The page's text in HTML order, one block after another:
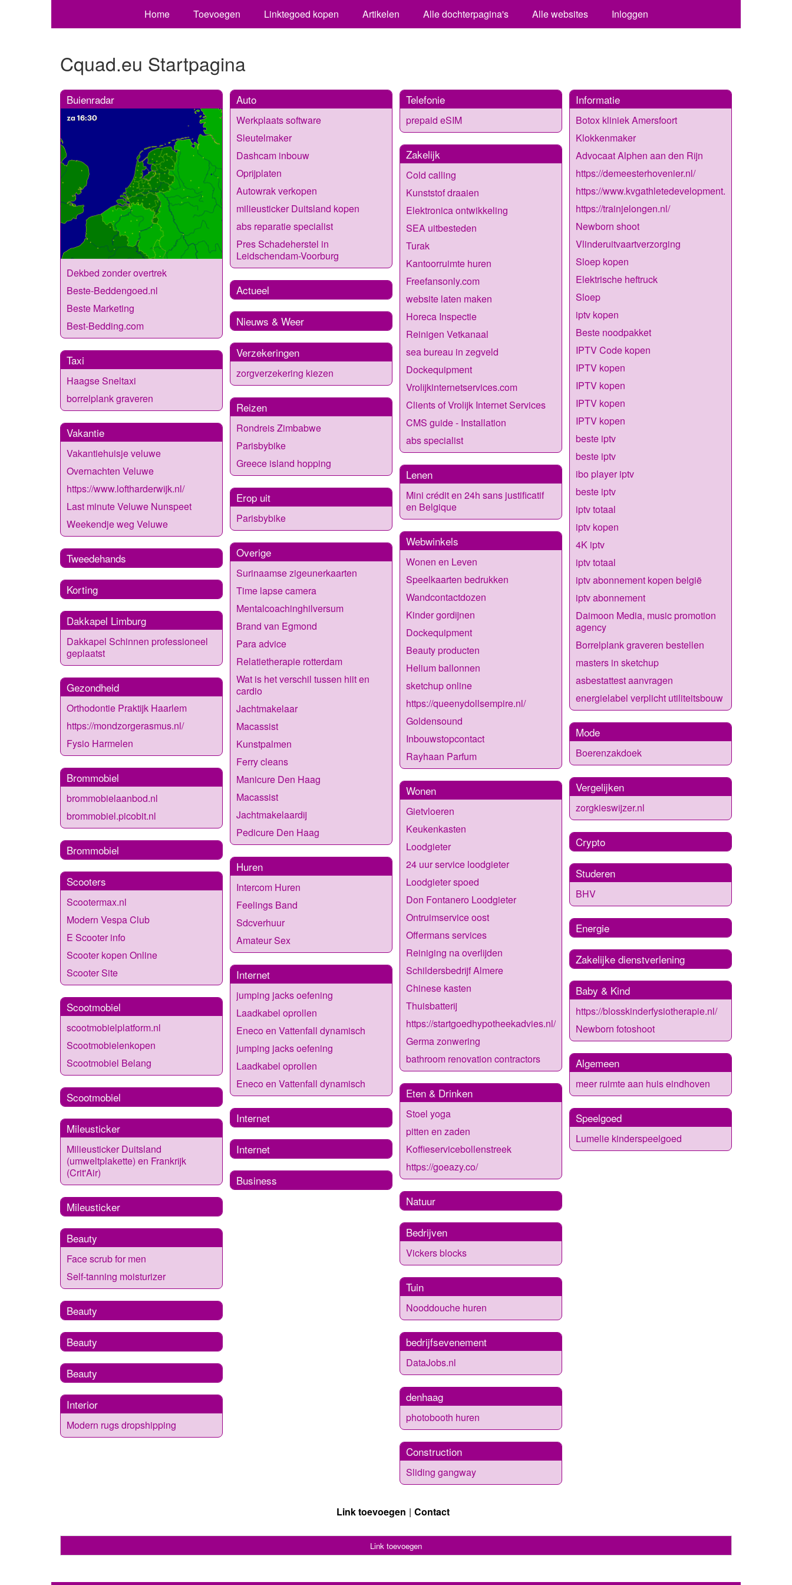
Home Toevoegen Linktegoed kopen Artikelen Alle dochterpagina's Alle websites Inloggen
Cquad.eu Startpagina
Buienradar
Dekbed zonder overtrek
Beste-Beddengoed.nl
Beste Marketing
Best-Bedding.com
Taxi
Haagse Sneltaxi
borrelplank graveren
Vakantie
Vakantiehuisje veluwe
Overnachten Veluwe
https://www.loftharderwijk.nl/
Last minute Veluwe Nunspeet
Weekendje weg Veluwe
Tweedehands
Korting
Dakkapel Limburg
Dakkapel Schinnen professioneel
geplaatst
Gezondheid
Orthodontie Praktijk Haarlem
https://mondzorgerasmus.nl/
Fysio Harmelen
Brommobiel
brommobielaanbod.nl
brommobiel.picobit.nl
Brommobiel
Scooters
Scootermax.nl
Modern Vespa Club
E Scooter info
Scooter kopen Online
Scooter Site
Scootmobiel
scootmobielplatform.nl
Scootmobielenkopen
Scootmobiel Belang
Scootmobiel
Mileusticker
Milieusticker Duitsland
(umweltplakette) en Frankrijk
(Crit'Air)
Mileusticker
Beauty
Face scrub for men
Self-tanning moisturizer
Beauty
Beauty
Beauty
Interior
Modern rugs dropshipping
Auto
Werkplaats software
Sleutelmaker
Dashcam inbouw
Oprijplaten
Autowrak verkopen
milieusticker Duitsland kopen
abs reparatie specialist
Pres Schadeherstel in
Leidschendam-Voorburg
Actueel
Nieuws & Weer
Verzekeringen
zorgverzekering kiezen
Reizen
Rondreis Zimbabwe
Parisbybike
Greece island hopping
Erop uit
Parisbybike
Overige
Surinaamse zigeunerkaarten
Time lapse camera
Mentalcoachinghilversum
Brand van Egmond
Para advice
Relatietherapie rotterdam
Wat is het verschil tussen hiit en
cardio
Jachtmakelaar
Macassist
Kunstpalmen
Ferry cleans
Manicure Den Haag
Macassist
Jachtmakelaardij
Pedicure Den Haag
Huren
Intercom Huren
Feelings Band
Sdcverhuur
Amateur Sex
Internet
jumping jacks oefening
Laadkabel oprollen
Eneco en Vattenfall dynamisch
jumping jacks oefening
Laadkabel oprollen
Eneco en Vattenfall dynamisch
Internet
Internet
Business
Telefonie
prepaid eSIM
Zakelijk
Cold calling
Kunststof draaien
Elektronica ontwikkeling
SEA uitbesteden
Turak
Kantoorruimte huren
Freefansonly.com
website laten maken
Horeca Inspectie
Reinigen Vetkanaal
sea bureau in zegveld
Dockequipment
Vrolijkinternetservices.com
Clients of Vrolijk Internet Services
CMS guide - Installation
abs specialist
Lenen
Mini crédit en 24h sans justificatif
en Belgique
Webwinkels
Wonen en Leven
Speelkaarten bedrukken
Wandcontactdozen
Kinder gordijnen
Dockequipment
Beauty producten
Helium ballonnen
sketchup online
https://queenydollsempire.nl/
Goldensound
Inbouwstopcontact
Rayhaan Parfum
Wonen
Gietvloeren
Keukenkasten
Loodgieter
24 uur service loodgieter
Loodgieter spoed
Don Fontanero Loodgieter
Ontruimservice oost
Offermans services
Reiniging na overlijden
Schildersbedrijf Almere
Chinese kasten
Thuisbatterij
https://startgoedhypotheekadvies.nl/
Germa zonwering
bathroom renovation contractors
Eten & Drinken
Stoel yoga
pitten en zaden
Koffieservicebollenstreek
https://goeazy.co/
Natuur
Bedrijven
Vickers blocks
Tuin
Nooddouche huren
bedrijfsevenement
DataJobs.nl
denhaag
photobooth huren
Construction
Sliding gangway
Informatie
Botox kliniek Amersfoort
Klokkenmaker
Advocaat Alphen aan den Rijn
https://demeesterhovenier.nl/
https://www.kvgathletedevelopment.nl/
https://trainjelongen.nl/
Newborn shoot
Vlinderuitvaartverzorging
Sloep kopen
Elektrische heftruck
Sloep
iptv kopen
Beste noodpakket
IPTV Code kopen
IPTV kopen
IPTV kopen
IPTV kopen
IPTV kopen
beste iptv
beste iptv
ibo player iptv
beste iptv
iptv totaal
iptv kopen
4K iptv
iptv totaal
iptv abonnement kopen belgië
iptv abonnement
Daimoon Media, music promotion
agency
Borrelplank graveren bestellen
masters in sketchup
asbestattest aanvragen
energielabel verplicht utiliteitsbouw
Mode
Boerenzakdoek
Vergelijken
zorgkieswijzer.nl
Crypto
Studeren
BHV
Energie
Zakelijke dienstverlening
Baby & Kind
https://blosskinderfysiotherapie.nl/
Newborn fotoshoot
Algemeen
meer ruimte aan huis eindhoven
Speelgoed
Lumelie kinderspeelgoed
Link toevoegen Contact
Link toevoegen